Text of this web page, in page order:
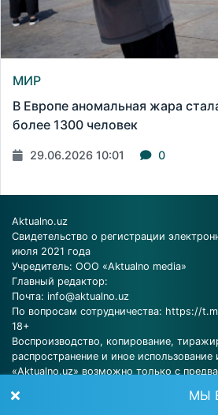
МИР
В Европе аномальная жара
более 1300 человек
29.06.2026 10:01 0
Aktualno.uz
Свидетельство о регистрации
июля 2021 года
Учредитель: ООО «Aktualno media»
Главный редактор:
Почта: info@aktualno.uz
По вопросам сотрудничества: https://
18+
Воспроизводство, копирование,
распространение и иное
«Aktualno.uz» возможно только с
МЫ